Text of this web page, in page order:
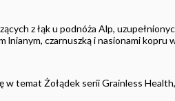
z łąk u podnóża Alp,
lnianym, czarnuszką i nasionami kopru
temat Żołądek serii Grainless